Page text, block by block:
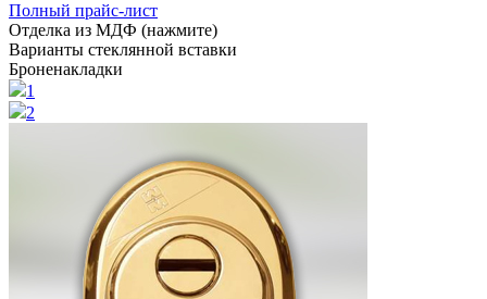
Полный прайс-лист
Отделка из МДФ (нажмите)
Варианты стеклянной вставки
Броненакладки
1
2